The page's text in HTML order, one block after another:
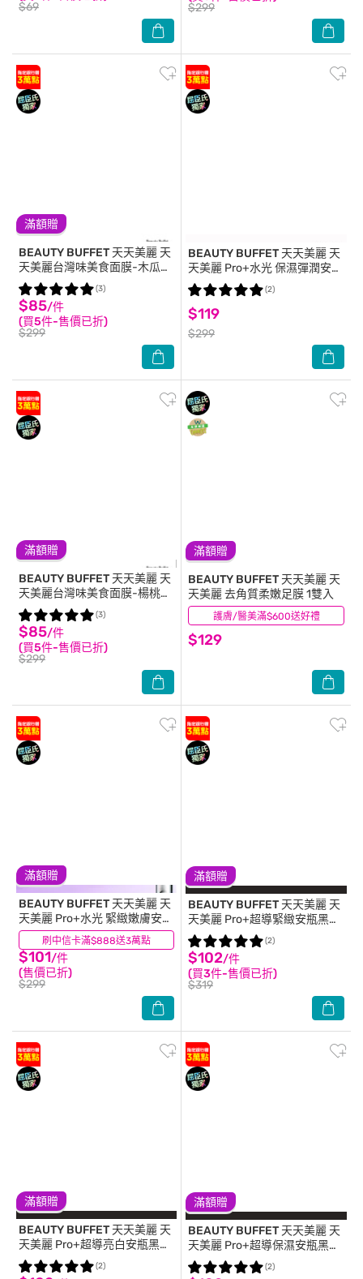
$69
$299
滿額贈
BEAUTY BUFFET 天天美麗 天
天美麗台灣味美食面膜-木瓜牛
奶 5入
$85/件
(買5件-售價已折)
$299
(3)
BEAUTY BUFFET 天天美麗 天
天美麗 Pro+水光 保濕彈潤安瓶
面膜4入
$119
$299
(2)
滿額贈
BEAUTY BUFFET 天天美麗 天
天美麗台灣味美食面膜-楊桃湯
5入
$85/件
(買5件-售價已折)
$299
(3)
滿額贈
護膚/醫美滿$600送好禮
BEAUTY BUFFET 天天美麗 天
天美麗 去角質柔嫩足膜 1雙入
$129
(10)
滿額贈
刷中信卡滿$888送3萬點
BEAUTY BUFFET 天天美麗 天
天美麗 Pro+水光 緊緻嫩膚安瓶
面膜4入-箱購
$101/件
(售價已折)
$299
(0)
滿額贈
BEAUTY BUFFET 天天美麗 天
天美麗 Pro+超導緊緻安瓶黑面
膜4片入
$102/件
(買3件-售價已折)
$319
(2)
滿額贈
BEAUTY BUFFET 天天美麗 天
天美麗 Pro+超導亮白安瓶黑面
膜4片入
(2)
滿額贈
BEAUTY BUFFET 天天美麗 天
天美麗 Pro+超導保濕安瓶黑面
膜4片入
(2)